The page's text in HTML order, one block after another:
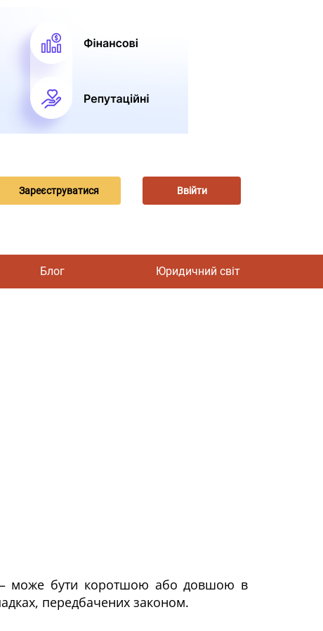
Зареєструватися Ввійти
Блог Юридичний світ
— може бути коротшою або довшою в
передбачених законом.